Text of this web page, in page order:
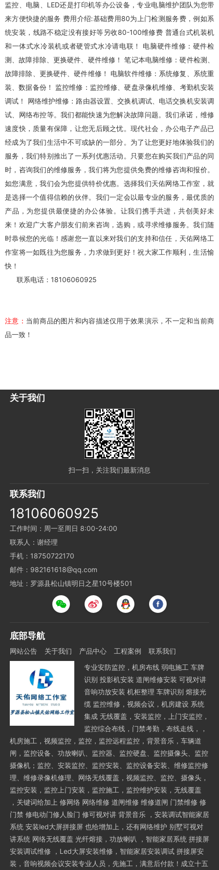
监控、电脑、LED还是打印机等办公设备，专业电脑维护团队为您带
来方便快捷的服务 费用介绍:基础费用80为上门检测服务费，例如系
统安装，线路不稳定没有接好等另收80-100维修费 普通台式机装机
和一体式水冷装机或者硬管式水冷请电联！ 电脑硬件维修：硬件检
测、故障排除、更换硬件、硬件维修！ 笔记本电脑维修 ：硬件检测、
故障排除、更换硬件、硬件维修！ 电脑软件维修：系统修复、系统重
装、数据备份！ 监控维修 ： 监控维修 、硬盘录像机维修、考勤机安装
调试！ 网络维护维修：路由器设置、交换机调试、电话交换机安装调
试、网络布控等。我们都能快速为您解决故障问题。我们承诺，维修
速度快，质量有保障，让您无后顾之忧。现代社会，办公电子产品已
经成为了我们生活中不可或缺的一部分。为了让您更好地体验我们的
服务，我们特别推出了一系列优惠活动。只要您在购买我们产品的同
时，咨询我们的维修服务，我们将为您提供免费的维修咨询和报价。
如您满意，我们会为您提供特价优惠。选择我们天佑网络工作室 ，就
是选择一个值得信赖的伙伴。我们一定会以最专业的服务，最优质的
产品，为您提供最便捷的办公体验。让我们携手共进，共创美好未
来！欢迎广大客户朋友们前来咨询，选购，或寻求维修服务。我们随
时恭候您的光临！感谢您一直以来对我们的支持和信任， 天佑网络工
作室将一如既往为您服务，力求做到更好！祝大家工作顺利，生活愉
快！
联系电话：18106060925
注意： 当前商品的图片和内容描述仅用于效果演示，不一定和当前商
品一致！
关于我们
扫一扫，关注我们最新消息
联系我们
18106060925
工作时间：周一至周日 8:00-24:00
联系人：谢经理
手机：18750722170
邮件：982161618@qq.com
地址：罗源县松山镇明日之星10号楼501
底部导航
网站公告 关于我们 产品中心 工程案例
联系我们
专业安防监控，机房布线 弱电施工 车牌
识别 投影机安装 道闸维修安装 可视对讲
音响功放安装 机柜整理 车牌识别 熔接光
缆 监控维修，视频会议，机房建设 系统
集成 无线覆盖，安装监控，上门安监控，
监控综合布线，门禁考勤，布线走线，，
机房施工，视频监控，监控，监控远程监控，背景音乐，车辆道
闸，监控设备、功放喇叭、监控器、监控硬盘、监控摄像头、监控
摄像机；监控、安装监控、监控安装、监控设备安装、维修监控修
理、维修录像机修理、网络无线覆盖，视频监控、监控、摄像头，
监控安装，监控上门安装，监控施工，监控维护安装，无线覆盖
，关键词给加上 修网络 网络维修 道闸维修 维修道闸 门禁维修 修
门禁 修电动门修人脸门 修可视对讲 背景音乐 ，安装调试智能家居
系统 安装led大屏拼接屏 也给增加上，还有网络维护 别墅可视对
讲系统 网络无线覆盖 光纤熔接，功放喇叭 ，智能家居系统 拼接屏
安装调试维修 ，Led大屏安装维修，智能家居安装调试 拼接屏安
装，音响视频会议安装专业人员，先施工，满意后付款！成立十五